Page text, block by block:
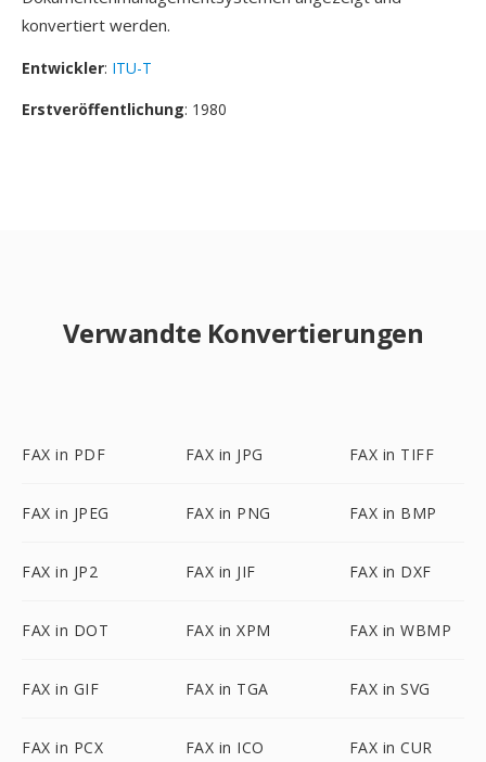
konvertiert werden.
Entwickler: ITU-T
Erstveröffentlichung: 1980
Verwandte Konvertierungen
FAX in PDF FAX in JPG FAX in TIFF
FAX in JPEG FAX in PNG FAX in BMP
FAX in JP2 FAX in JIF FAX in DXF
FAX in DOT FAX in XPM FAX in WBMP
FAX in GIF FAX in TGA FAX in SVG
FAX in PCX FAX in ICO FAX in CUR